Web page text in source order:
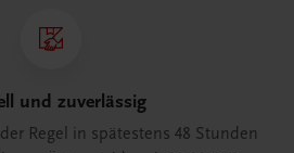
und zuverlässig
Regel in spätestens 48 Stunden